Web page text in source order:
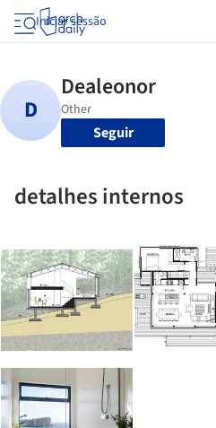
Iniciar sessão
Seguir
detalhes internos